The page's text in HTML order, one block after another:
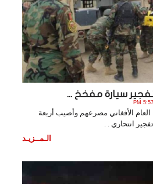
العام الأفغاني مصرعهم وأصيب أربعة
انتحاري . .
الـمــزيـد